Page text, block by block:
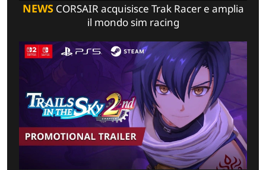
NEWSCORSAIR acquisisce Trak Racer e amplia
il mondo sim racing